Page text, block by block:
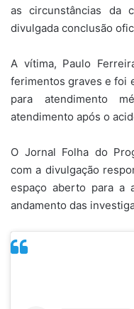
as circunstâncias da
divulgada conclusão
A vítima, Paulo
ferimentos graves e foi
para atendimento
atendimento após o
O Jornal Folha do
com a divulgação
espaço aberto para a
andamento das